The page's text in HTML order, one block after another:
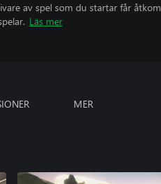
av spel som du startar får
Läs mer
MER